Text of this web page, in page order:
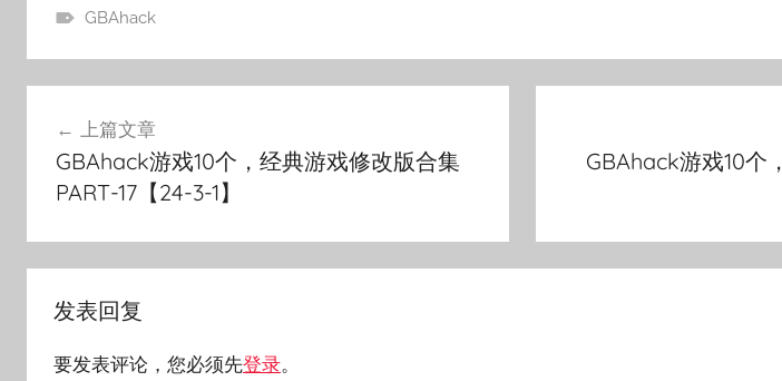
GBAhack
上篇文章
GBAhack游戏10个，经典游戏修改版合集
PART-17【24-3-1】
GBAhack游戏10个
发表回复
要发表评论，您必须先登录。